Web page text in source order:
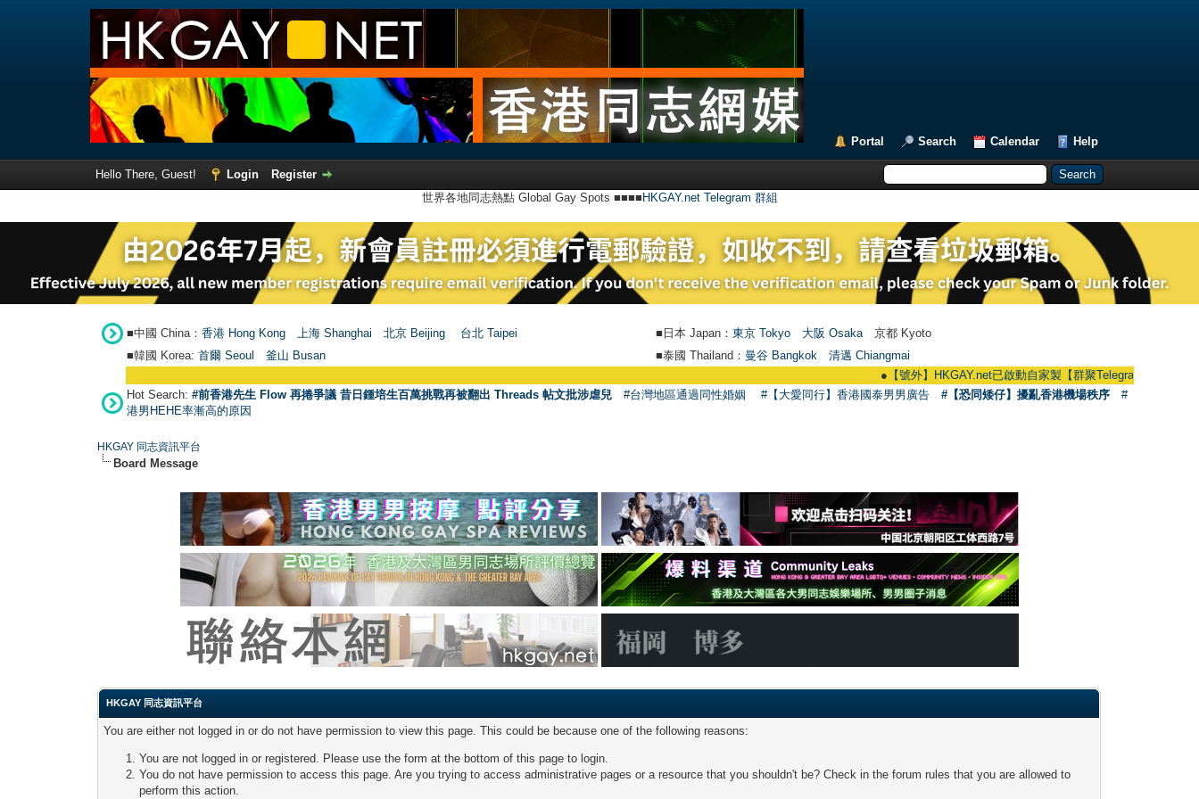
Portal Search Calendar Help
Hello There, Guest! Login
Register
世界各地同志熱點 Global Gay Spots ■■■■ HKGAY.net Telegram 群組
■中國 China： 香港 Hong Kong 上海 Shanghai 北京 Beijing 台北 Taipei ■日本 Japan： 東京 Tokyo 大阪 Osaka 京都 Kyoto
■韓國 Korea: 首爾 Seou 釜山 Busan ■泰國 Thailand： 曼谷 Bangkok
清邁 Chiangmai
【號外】HKGAY.net已啟動自家製【群聚Telegram群組】
Hot Search: #前香港先生 Flow 再捲爭議 昔日鍾培生百萬挑戰再被翻出 Threads 帖文批涉虐兒 #台灣地區通過同性婚姻 #【大愛同行】香港國泰男男廣告 #【恐同矮仔】擾亂香港機場秩序
#
港男HEHE率漸高的原因
HKGAY 同志資訊平台
Board Message
HKGAY 同志資訊平台
You are either not logged in or do not have permission to view this page. This could be because one of the following reasons:
You are not logged in or registered. Please use the form at the bottom of this page to login.
You do not have permission to access this page. Are you trying to access administrative pages or a resource that you shouldn't be? Check in the forum rules that you are allowed to
perform this action.